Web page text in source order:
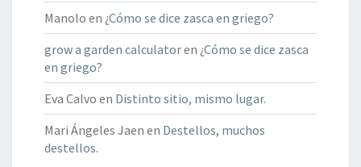
Manolo en ¿Cómo se dice zasca en griego?
grow a garden calculatoren ¿Cómo se dice zasca
en griego?
Eva Calvo en Distinto sitio, mismo lugar.
Mari Ángeles Jaen en Destellos, muchos
destellos.